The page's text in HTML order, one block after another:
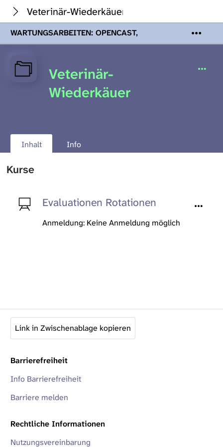
Veterinär-Wiederkäuer
WARTUNGSARBEITEN: OPENCAST,
PODCASTS & TOBIRA
Mi 19. August
Wartungsarbeiten an den Opencast-
Servern werden Ihnen Podcasts,
Opencast-Videos und Tobira nicht zur
Verfügung stehen. Kontakt:
Veterinär-
Wiederkäuer
Inhalt Info
Kurse
Evaluationen Rotationen
Anmeldung: Keine Anmeldung möglich
Link in Zwischenablage kopieren
Barrierefreiheit
Info Barrierefreiheit
Barriere melden
Rechtliche Informationen
Nutzungsvereinbarung